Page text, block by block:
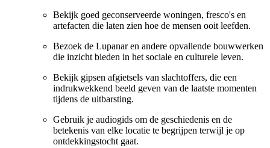
Bekijk goed geconserveerde woningen, fresco's en
artefacten die laten zien hoe de mensen ooit leefden.
Bezoek de Lupanar en andere opvallende bouwwerken
die inzicht bieden in het sociale en culturele leven.
Bekijk gipsen afgietsels van slachtoffers, die een
indrukwekkend beeld geven van de laatste momenten
tijdens de uitbarsting.
Gebruik je audiogids om de geschiedenis en de
betekenis van elke locatie te begrijpen terwijl je op
ontdekkingstocht gaat.